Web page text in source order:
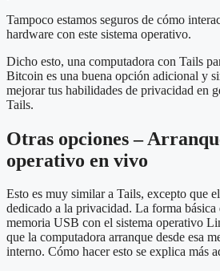
Tampoco estamos seguros de cómo
hardware con este sistema operativo.
Dicho esto, una computadora con Tails
Bitcoin es una buena opción adicional y
mejorar tus habilidades de privacidad en
Tails.
Otras opciones –
operativo en vivo
Esto es muy similar a Tails, excepto que
dedicado a la privacidad. La forma básica
memoria USB con el sistema operativo
que la computadora arranque desde esa
interno. Cómo hacer esto se explica más